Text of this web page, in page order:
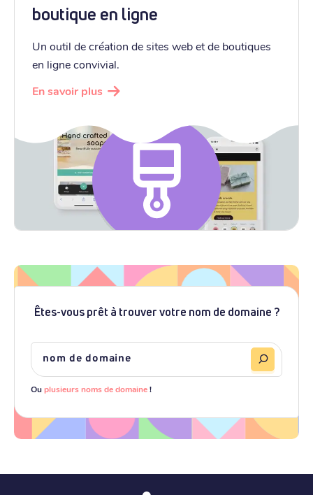
boutique en ligne
Un outil de création de sites web et de boutiques
en ligne convivial.
En savoir plus
Êtes-vous prêt à trouver votre nom de domaine ?
Ouplusieurs noms de domaine!